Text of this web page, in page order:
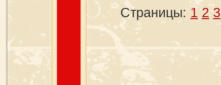
Страницы: 1 2 3